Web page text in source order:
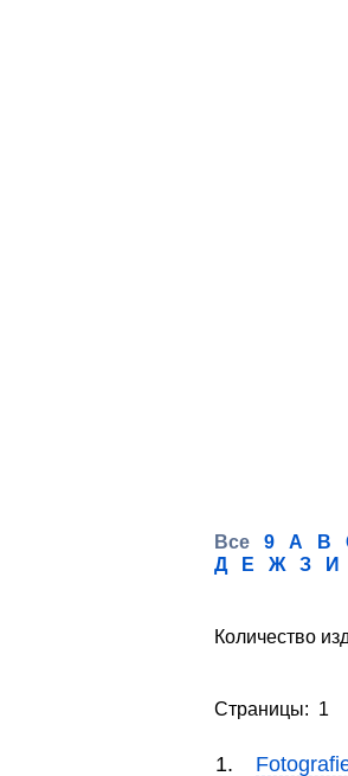
Все 9 A B
Д
Е Ж З И
Количество
Страницы: 1
1.